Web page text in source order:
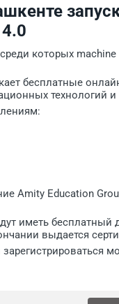
которых
бесплатные
технологий
Amity Education
иметь
выдается